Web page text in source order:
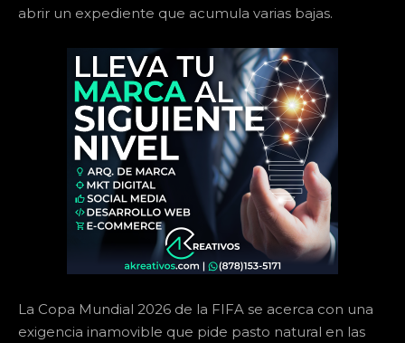
abrir un expediente que acumula varias bajas.
La Copa Mundial 2026 de la FIFA se acerca con una
exigencia inamovible que pide pasto natural en las